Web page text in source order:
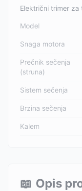
Električni trimer za
Model
Snaga motora
Prečnik sečenja
(struna)
Sistem sečenja
Brzina sečenja
Kalem
📖 Opis